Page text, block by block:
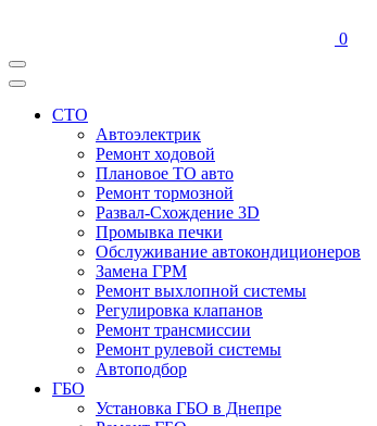
0
СТО
Автоэлектрик
Ремонт ходовой
Плановое ТО авто
Ремонт тормозной
Развал-Схождение 3D
Промывка печки
Обслуживание автокондиционеров
Замена ГРМ
Ремонт выхлопной системы
Регулировка клапанов
Ремонт трансмиссии
Ремонт рулевой системы
Автоподбор
ГБО
Установка ГБО в Днепре